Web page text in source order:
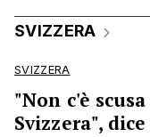
SVIZZERA
SVIZZERA
"Non c'è
Svizzera",